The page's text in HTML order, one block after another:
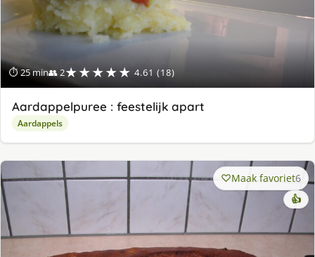
⏱ 25 min👥 2★★★★★ 4.61 (18)
Aardappelpuree : feestelijk apart
Aardappels
Maak favoriet6
👍